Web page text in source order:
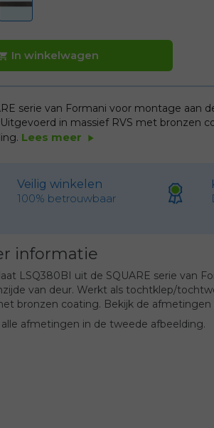
In winkelwagen
serie van Formani voor montage aan
in massief RVS met bronzen
Lees meer play_arrow
Veilig winkelen
100% betrouwbaar
informatie
LSQ380BI uit de SQUARE serie van
van deur. Werkt als tochtklep/
bronzen coating. Bekijk de
alle afmetingen in de tweede afbeelding.